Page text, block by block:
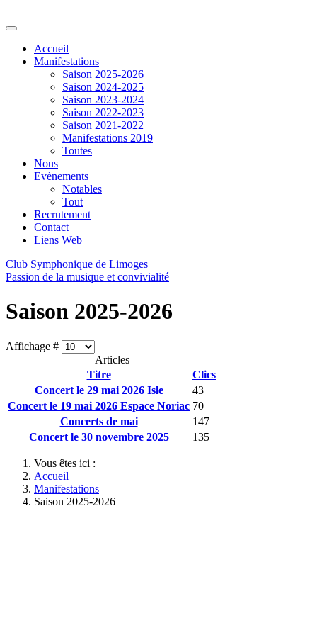
Accueil
Manifestations
Saison 2025-2026
Saison 2024-2025
Saison 2023-2024
Saison 2022-2023
Saison 2021-2022
Manifestations 2019
Toutes
Nous
Evènements
Notables
Tout
Recrutement
Contact
Liens Web
Club Symphonique de Limoges
Passion de la musique et convivialité
Saison 2025-2026
Affichage #
Articles
Titre
Clics
Concert le 29 mai 2026 Isle
43
Concert le 19 mai 2026 Espace Noriac 70
Concerts de mai
147
Concert le 30 novembre 2025
135
Vous êtes ici :
Accueil
Manifestations
Saison 2025-2026